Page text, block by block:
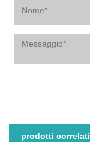
prodotti correlati